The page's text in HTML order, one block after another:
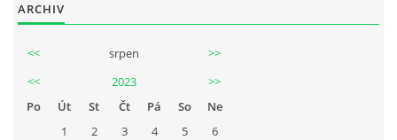
RYBÁŘSKÝ KROUŽEK
© 2026 eStránky.cz
ARCHIV
<< srpen
>>
<<
2023
>>
Po
Út St Čt Pá So
Ne
1
2 3 4 5
6